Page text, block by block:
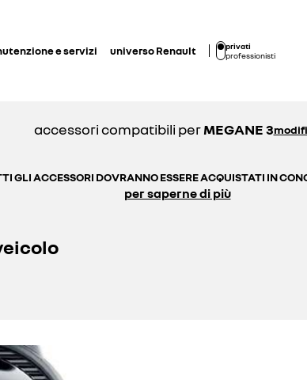
e servizi universo Renault
privati
professionisti
accessori compatibili per MEGANE 3
GLI ACCESSORI DOVRANNO ESSERE ACQUISTATI IN
per saperne di più